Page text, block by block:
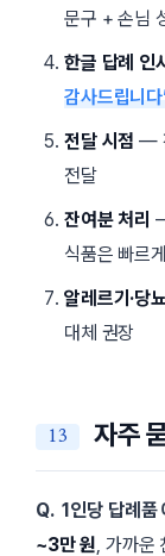
문구 + 손님
한글 답례 인
감사드립니
전달 시점 —
전달
잔여분 처리
식품은 빠르
알레르기·당
대체 권장
자주
Q. 1인당 답례품
~3만 원, 가까운